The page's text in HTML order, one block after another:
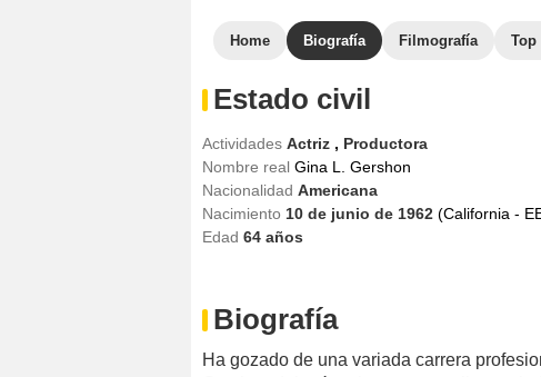
Home Biografía Filmografía Top
Estado civil
Actividades Actriz , Productora
Nombre real Gina L. Gershon
Nacionalidad Americana
Nacimiento 10 de junio de 1962 (California -
Edad 64 años
Biografía
Ha gozado de una variada carrera